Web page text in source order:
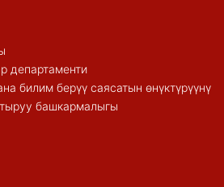
департаменти
билим берүү саясатын өнүктүрүүнү
башкармалыгы